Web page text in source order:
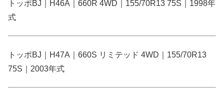
トッポBJ｜H46A｜660R 4WD｜155/70R13 75S｜1998年
式
トッポBJ｜H47A｜660S リミテッド 4WD｜155/70R13
75S｜2003年式